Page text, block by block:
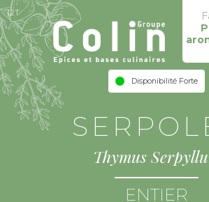
Disponibilité Forte
12T
Thymus
ENTIER